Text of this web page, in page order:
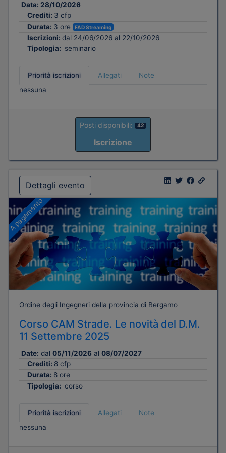
Data: 28/10/2026
Crediti: 3 cfp
Durata: 3 ore FAD Streaming
Iscrizioni: dal 24/06/2026 al 22/10/2026
Tipologia: seminario
Priorità iscrizioni Allegati
Note
nessuna
Posti disponibili: 42
Iscrizione
Dettagli evento
A pagamento
Ordine degli Ingegneri della provincia di Bergamo
Corso CAM Strade. Le novità del D.M.
11 Settembre 2025
Date: dal 05/11/2026 al 08/07/2027
Crediti: 8 cfp
Durata: 8 ore
Tipologia: corso
Priorità iscrizioni Allegati
Note
nessuna